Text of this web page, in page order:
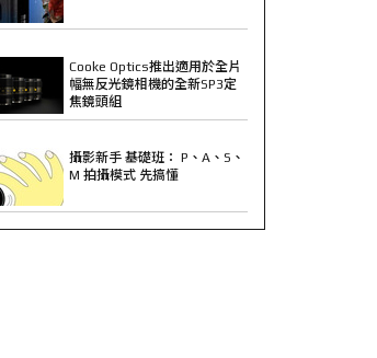
Cooke Optics推出適用於全片
幅無反光鏡相機的全新SP3定
焦鏡頭組
攝影新手 基礎班： P、A、S、
M 拍攝模式 先搞懂